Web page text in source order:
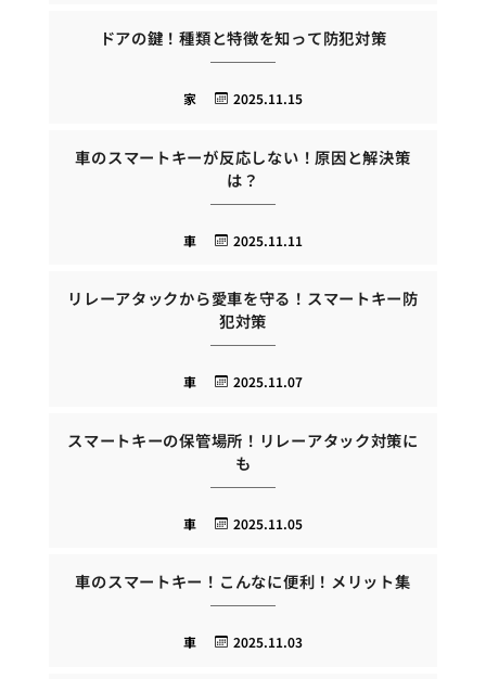
ドアの鍵！種類と特徴を知って防犯対策
2025.11.15
家
車のスマートキーが反応しない！原因と解決策
は？
2025.11.11
車
リレーアタックから愛車を守る！スマートキー防
犯対策
2025.11.07
車
スマートキーの保管場所！リレーアタック対策に
も
2025.11.05
車
車のスマートキー！こんなに便利！メリット集
2025.11.03
車